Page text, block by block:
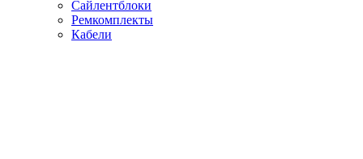
Сайлентблоки
Ремкомплекты
Кабели